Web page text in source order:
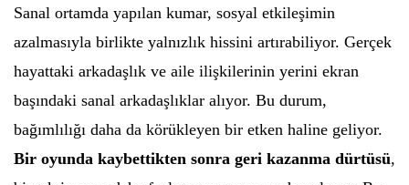
Sanal ortamda yapılan kumar, sosyal etkileşimin
azalmasıyla birlikte yalnızlık hissini artırabiliyor. Gerçek
hayattaki arkadaşlık ve aile ilişkilerinin yerini ekran
başındaki sanal arkadaşlıklar alıyor. Bu durum,
bağımlılığı daha da körükleyen bir etken haline geliyor.
Bir oyunda kaybettikten sonra geri kazanma dürtüsü,